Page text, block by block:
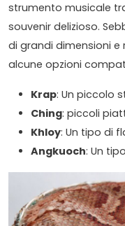
strumento musicale
souvenir delizioso.
di grandi dimensioni e
alcune opzioni
Krap: Un piccolo
Ching: piccoli
Khloy: Un tipo di
Angkuoch: Un